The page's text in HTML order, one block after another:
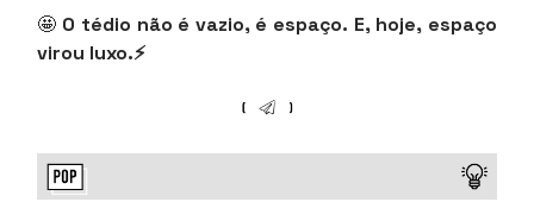
🤩 O tédio não é vazio, é espaço. E, hoje, espaço
virou luxo.⚡